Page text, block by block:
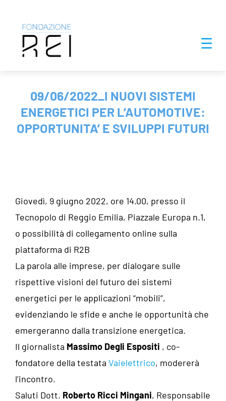
☰
09/06/2022_I NUOVI SISTEMI
ENERGETICI PER L’AUTOMOTIVE:
OPPORTUNITA’ E SVILUPPI FUTURI
Giovedì, 9 giugno 2022, ore 14.00, presso il
Tecnopolo di Reggio Emilia, Piazzale Europa n.1,
o possibilità di collegamento online sulla
piattaforma di R2B
La parola alle imprese, per dialogare sulle
rispettive visioni del futuro dei sistemi
energetici per le applicazioni “mobili”,
evidenziando le sfide e anche le opportunità che
emergeranno dalla transizione energetica.
Il giornalista Massimo Degli Espositi , co-
fondatore della testata Vaielettrico, modererà
l’incontro.
Saluti Dott. Roberto Ricci Mingani, Responsabile